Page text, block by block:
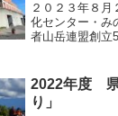
２０２３年８月
化センター・み
者山岳連盟創立
めていきます。
ける、写真展の
2022年度
り」